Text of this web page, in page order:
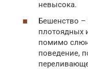
невысока.
Бешенство –
плотоядных
помимо
поведение,